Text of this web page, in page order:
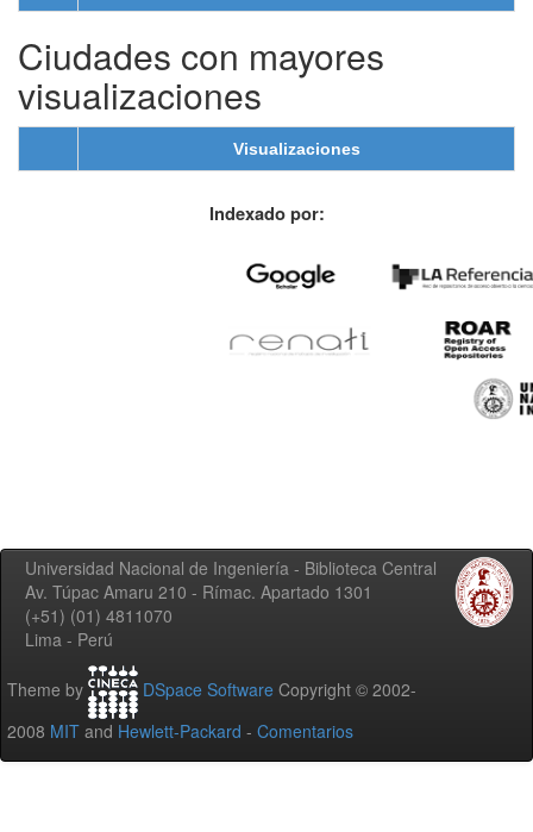
Ciudades con mayores
visualizaciones
Visualizaciones
Indexado por:
Universidad Nacional de Ingeniería - Biblioteca Central
Av. Túpac Amaru 210 - Rímac. Apartado 1301
(+51) (01) 4811070
Lima - Perú
Theme by DSpace Software Copyright © 2002-
2008 MIT and Hewlett-Packard - Comentarios